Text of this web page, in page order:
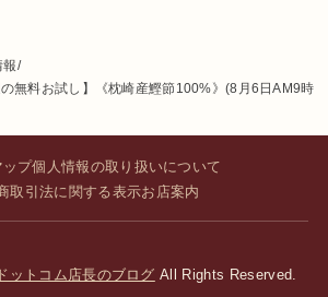
報
無料お試し】《枕崎産鰹節100%》(8月6日AM9時
ップ個人情報の取り扱いについて
取引法に関する表示お店案内
ットコム店長のブログ All Rights Reserved.